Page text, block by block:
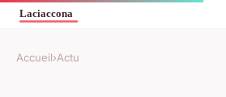
Accueil›Actu